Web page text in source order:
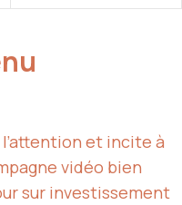
et incite à
vidéo bien
sur investissement